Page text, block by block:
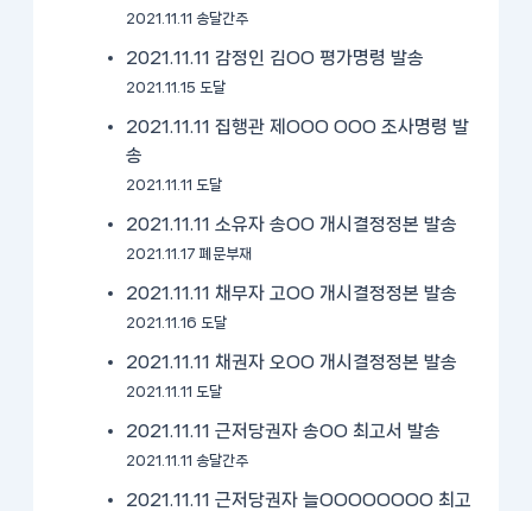
2021.11.11 송달간주
2021.11.11 감정인 김OO 평가명령 발송
2021.11.15 도달
2021.11.11 집행관 제OOO OOO 조사명령 발
송
2021.11.11 도달
2021.11.11 소유자 송OO 개시결정정본 발송
2021.11.17 폐문부재
2021.11.11 채무자 고OO 개시결정정본 발송
2021.11.16 도달
2021.11.11 채권자 오OO 개시결정정본 발송
2021.11.11 도달
2021.11.11 근저당권자 송OO 최고서 발송
2021.11.11 송달간주
2021.11.11 근저당권자 늘OOOOOOOO 최고